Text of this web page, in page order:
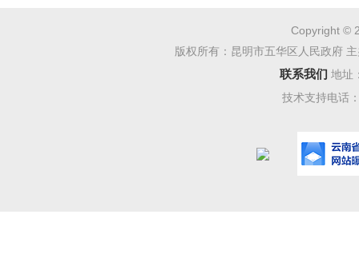
Copyright ©
版权所有：昆明市五华区人民政府
联系我们 地址
技术支持电话